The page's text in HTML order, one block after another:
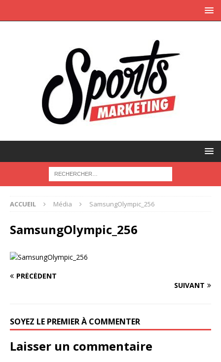
ACCUEIL Média SamsungOlympic_256
SamsungOlympic_256
PRÉCÉDENT
SUIVANT
SOYEZ LE PREMIER À COMMENTER
Laisser un commentaire